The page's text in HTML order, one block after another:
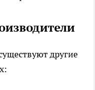
другие